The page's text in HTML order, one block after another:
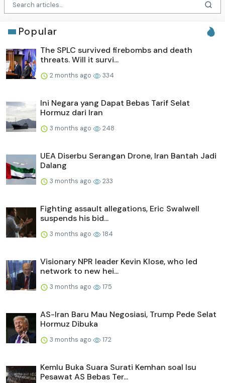
Popular
The SPLC survived firebombs and death
threats. Will it survi...
2 months ago 334
Ini Negara yang Dapat Bebas Tarif Selat
Hormuz dari Iran
3 months ago 248
UEA Diserbu Serangan Drone, Iran Bantah Jadi
Dalang
3 months ago 233
Fighting assault allegations, Eric Swalwell
suspends his bid...
3 months ago 184
Visionary NPR leader Kevin Klose, who led
network to new hei...
3 months ago 175
AS-Iran Baru Mau Negosiasi, Trump Pede Selat
Hormuz Dibuka
3 months ago 172
Kemlu Buka Suara Surati Kemhan soal Isu
Pesawat AS Bebas Ter...